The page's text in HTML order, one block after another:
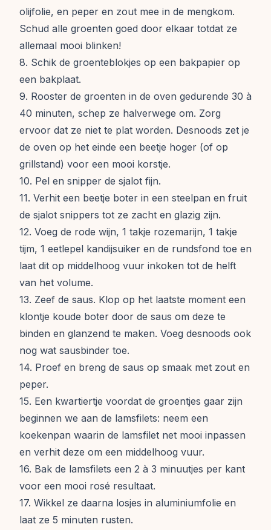
olijfolie, en peper en zout mee in de mengkom.
Schud alle groenten goed door elkaar totdat ze
allemaal mooi blinken!
8. Schik de groenteblokjes op een bakpapier op
een bakplaat.
9. Rooster de groenten in de oven gedurende 30 à
40 minuten, schep ze halverwege om. Zorg
ervoor dat ze niet te plat worden. Desnoods zet je
de oven op het einde een beetje hoger (of op
grillstand) voor een mooi korstje.
10. Pel en snipper de sjalot fijn.
11. Verhit een beetje boter in een steelpan en fruit
de sjalot snippers tot ze zacht en glazig zijn.
12. Voeg de rode wijn, 1 takje rozemarijn, 1 takje
tijm, 1 eetlepel kandijsuiker en de rundsfond toe en
laat dit op middelhoog vuur inkoken tot de helft
van het volume.
13. Zeef de saus. Klop op het laatste moment een
klontje koude boter door de saus om deze te
binden en glanzend te maken. Voeg desnoods ook
nog wat sausbinder toe.
14. Proef en breng de saus op smaak met zout en
peper.
15. Een kwartiertje voordat de groentjes gaar zijn
beginnen we aan de lamsfilets: neem een
koekenpan waarin de lamsfilet net mooi inpassen
en verhit deze om een middelhoog vuur.
16. Bak de lamsfilets een 2 à 3 minuutjes per kant
voor een mooi rosé resultaat.
17. Wikkel ze daarna losjes in aluminiumfolie en
laat ze 5 minuten rusten.